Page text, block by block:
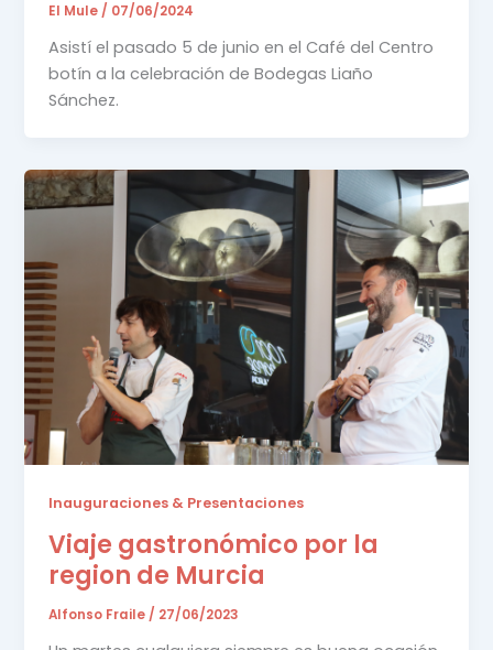
El Mule / 07/06/2024
Asistí el pasado 5 de junio en el Café del Centro
botín a la celebración de Bodegas Liaño
Sánchez.
Inauguraciones & Presentaciones
Viaje gastronómico por la
region de Murcia
Alfonso Fraile/ 27/06/2023